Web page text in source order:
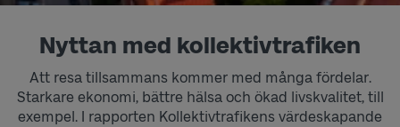
Nyttan med kollektivtrafiken
Att resa tillsammans kommer med många fördelar.
Starkare ekonomi, bättre hälsa och ökad livskvalitet, till
exempel. I rapporten Kollektivtrafikens värdeskapande